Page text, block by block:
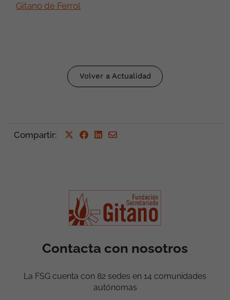
Gitano de Ferrol
Volver a Actualidad
Compartir:
Contacta con nosotros
La FSG cuenta con 82 sedes en 14 comunidades
autónomas